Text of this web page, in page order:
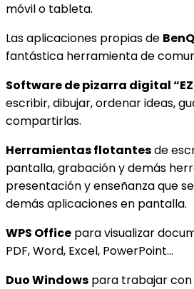
móvil o tableta.
Las aplicaciones propias de BenQ
fantástica herramienta de
Software de pizarra digital
escribir, dibujar, ordenar ideas,
compartirlas.
Herramientas flotantesde
pantalla, grabación y demás
presentación y enseñanza que
demás aplicaciones en pantalla.
WPS Office para visualizar
PDF, Word, Excel, PowerPoint…
Duo Windows para trabajar con